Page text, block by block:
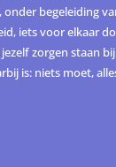
begeleiding
iets voor elkaar
zorgen staan
is: niets moet,